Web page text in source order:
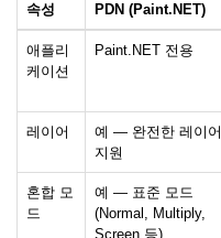
속성 PDN (Paint.NET)
애플리
케이션
Paint.NET 전용
레이어
예 — 완전한 레이어
지원
혼합 모
드
예 — 표준 모드
(Normal, Multiply,
Screen 등)